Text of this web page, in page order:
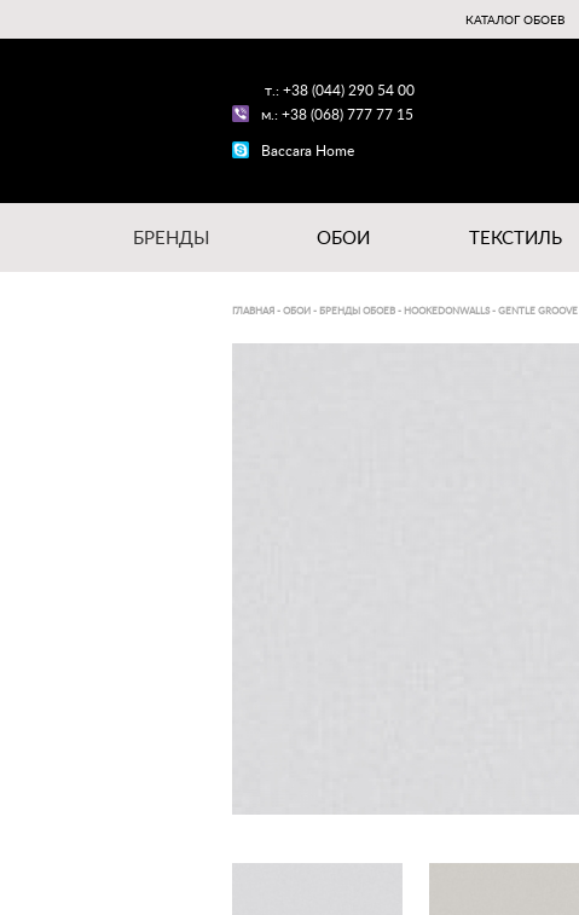
КАТАЛОГ ОБОЕВ
т.: +38 (044) 290 54 00
м.: +38 (068) 777 77 15
Baccara Home
БРЕНДЫ ОБОИ ТЕКСТИЛЬ
ГЛАВНАЯ - ОБОИ - БРЕНДЫ ОБОЕВ - HOOKEDONWALLS - GENTLE GROOVE